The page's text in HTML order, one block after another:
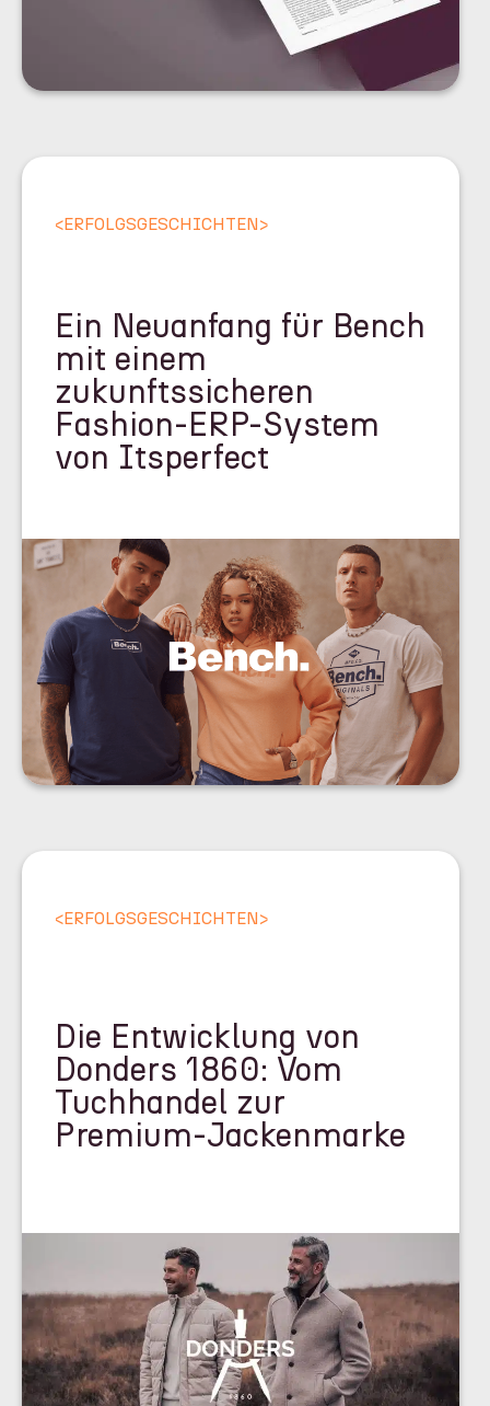
<ERFOLGSGESCHICHTEN >
Ein Neuanfang für Bench
mit einem
zukunftssicheren
Fashion-ERP-System
von Itsperfect
<ERFOLGSGESCHICHTEN >
Die Entwicklung von
Donders 1860: Vom
Tuchhandel zur
Premium-Jackenmarke